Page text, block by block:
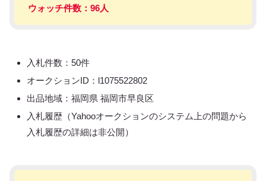
ウォッチ件数：96人
入札件数：50件
オークションID：l1075522802
出品地域：福岡県 福岡市早良区
入札履歴（Yahooオークションのシステム上の問題から
入札履歴の詳細は非公開）